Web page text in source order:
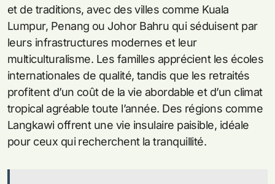
et de traditions, avec des villes comme Kuala
Lumpur, Penang ou Johor Bahru qui séduisent par
leurs infrastructures modernes et leur
multiculturalisme. Les familles apprécient les écoles
internationales de qualité, tandis que les retraités
profitent d’un coût de la vie abordable et d’un climat
tropical agréable toute l’année. Des régions comme
Langkawi offrent une vie insulaire paisible, idéale
pour ceux qui recherchent la tranquillité.